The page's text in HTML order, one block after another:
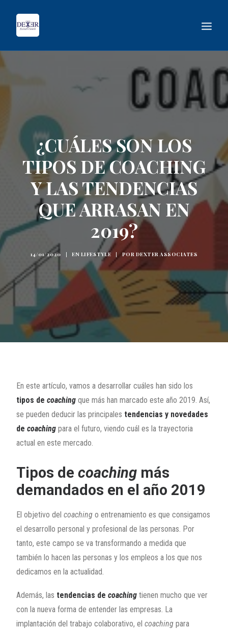
BUSCAR
¿CUÁLES SON LOS
TIPOS DE COACHING
Y LAS TENDENCIAS
QUE ARRASAN EN
2019?
14/01/2020 | EN LIFESTYLE | POR DEXTER ASSOCIATES
En este artículo, vamos a desarrollar cuáles han sido los
tipos de coaching que más han marcado este año 2019. Así,
se pueden deducir las principales tendencias y novedades
de coaching para el futuro, viendo cuál es la trayectoria
actual en este mercado.
Tipos de coaching más
demandados en el año 2019
El objetivo del coaching o entrenamiento es que consigamos
el desarrollo personal y profesional de las personas. Por
tanto, este campo se va transformando a medida que
también lo hacen las personas y los empleos a los que nos
dedicamos en la actualidad.
Además, las tendencias de coaching tienen mucho que ver
con la nueva forma de entender las empresas. La
implantación del trabajo colaborativo, el coaching para